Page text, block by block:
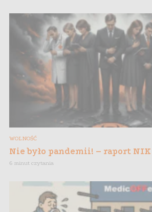
WOLNOŚĆ
Nie było pandemii! – raport NIK
6 minut czytania